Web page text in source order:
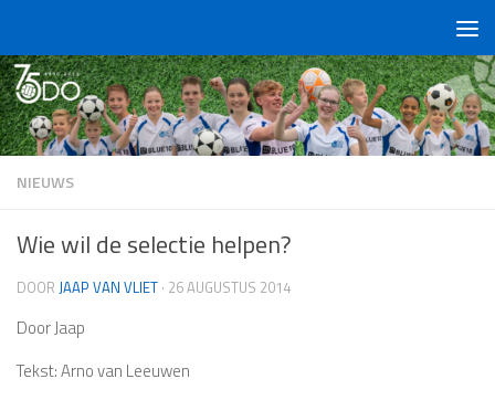
NIEUWS
Wie wil de selectie helpen?
DOOR JAAP VAN VLIET · 26 AUGUSTUS 2014
Door Jaap
Tekst: Arno van Leeuwen